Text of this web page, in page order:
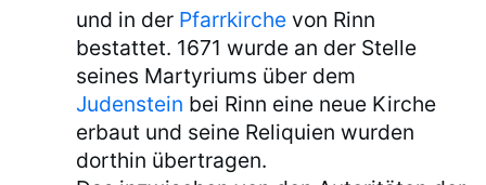
und in der Pfarrkirche von Rinn
bestattet. 1671 wurde an der Stelle
seines Martyriums über dem
Judenstein bei Rinn eine neue Kirche
erbaut und seine Reliquien wurden
dorthin übertragen.